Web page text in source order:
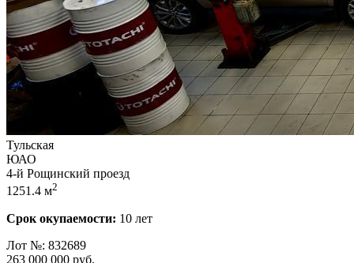
Тульская
ЮАО
4-й Рощинский проезд
1251.4 м2
Срок окупаемости: 10 лет
Лот №: 832689
263 000 000 руб.